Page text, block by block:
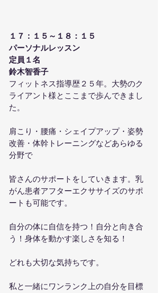
１７：１５～１８：１５
パーソナルレッスン
定員１名
鈴木智香子
フィットネス指導歴２５年。大勢のク
ライアント様とここまで歩んできまし
た。
肩こり・腰痛・シェイプアップ・姿勢
改善・体幹トレーニングなどあらゆる
分野で
皆さんのサポートをしていきます。乳
がん患者アフターエクササイズのサポ
ートも可能です。
自分の体に自信を持つ！自分と向き合
う！身体を動かす楽しさを知る！
どれも大切な気持ちです。
私と一緒にワンランク上の自分を目標